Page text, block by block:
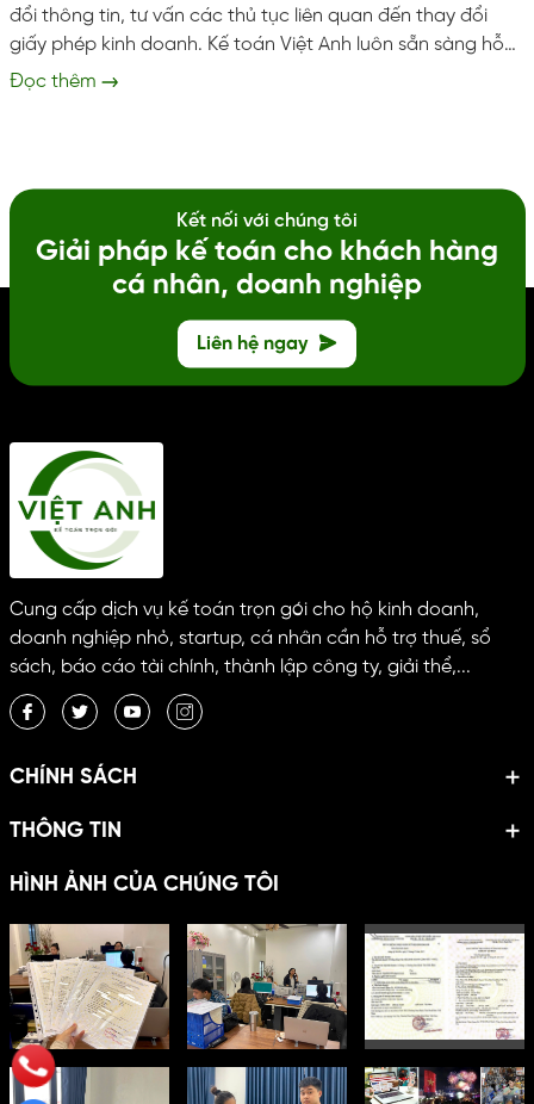
đổi thông tin, tư vấn các thủ tục liên quan đến thay đổi
giấy phép kinh doanh. Kế toán Việt Anh luôn sẵn sàng hỗ
trợ doanh nghiệp tại Ninh Bình thực hiện đúng đủ và kịp
Đọc thêm
Kết nối với chúng tôi
Giải pháp kế toán cho khách hàng
cá nhân, doanh nghiệp
Liên hệ ngay
Cung cấp dịch vụ kế toán trọn gói cho hộ kinh doanh,
doanh nghiệp nhỏ, startup, cá nhân cần hỗ trợ thuế, sổ
sách, báo cáo tài chính, thành lập công ty, giải thể,...
CHÍNH SÁCH
THÔNG TIN
HÌNH ẢNH CỦA CHÚNG TÔI